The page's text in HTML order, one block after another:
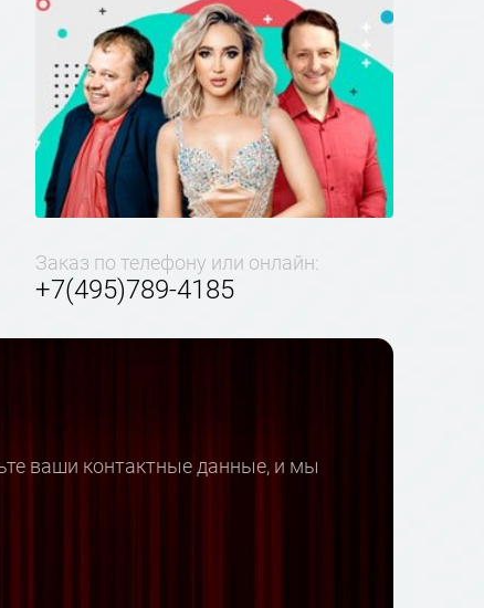
Заказ по телефону или онлайн:
+7(495)789-4185
ваши контактные данные, и мы